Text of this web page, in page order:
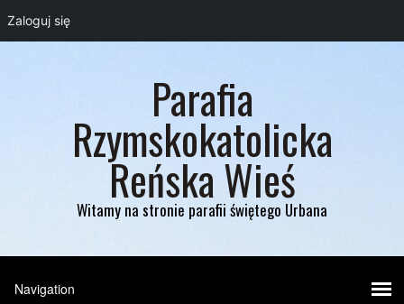
Parafia
Rzymskokatolicka
Reńska Wieś
Witamy na stronie parafii świętego Urbana
Zaloguj się